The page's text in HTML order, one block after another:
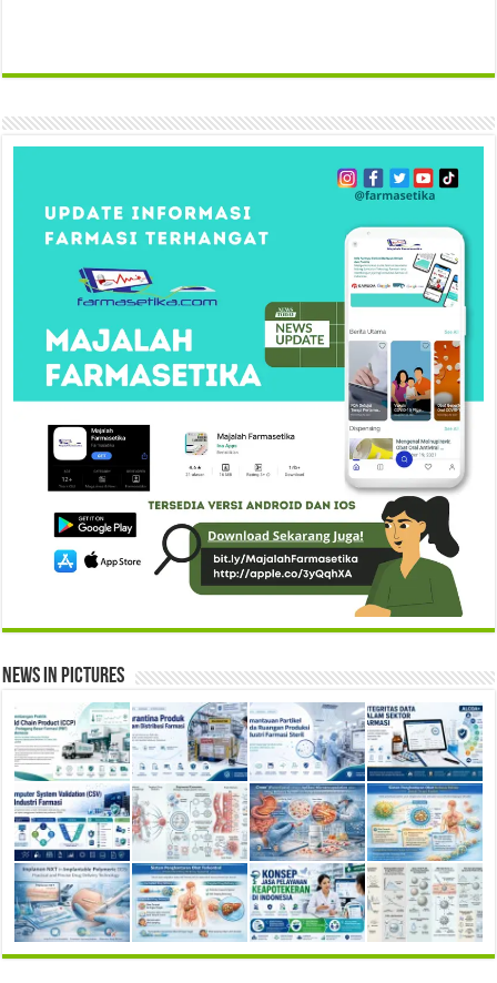
News in Pictures